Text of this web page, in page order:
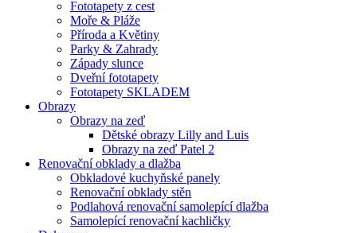
Fototapety z cest
Moře & Pláže
Příroda a Květiny
Parky & Zahrady
Západy slunce
Dveřní fototapety
Fototapety SKLADEM
Obrazy
Obrazy na zeď
Dětské obrazy Lilly and Luis
Obrazy na zeď Patel 2
Renovační obklady a dlažba
Obkladové kuchyňské panely
Renovační obklady stěn
Podlahová renovační samolepící dlažba
Samolepící renovační kachličky